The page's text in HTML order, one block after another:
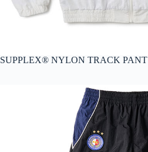
SUPPLEX®︎ NYLON TRACK PANT